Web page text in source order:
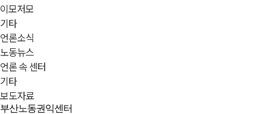
이모저모
기타
언론소식
노동뉴스
언론 속 센터
기타
보도자료
부산노동권익센터